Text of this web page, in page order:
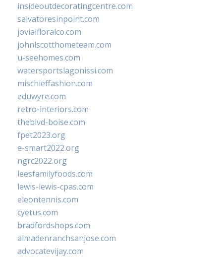
insideoutdecoratingcentre.com
salvatoresinpoint.com
jovialfloralco.com
johnlscotthometeam.com
u-seehomes.com
watersportslagonissi.com
mischieffashion.com
eduwyre.com
retro-interiors.com
theblvd-boise.com
fpet2023.org
e-smart2022.org
ngrc2022.org
leesfamilyfoods.com
lewis-lewis-cpas.com
eleontennis.com
cyetus.com
bradfordshops.com
almadenranchsanjose.com
advocatevijay.com